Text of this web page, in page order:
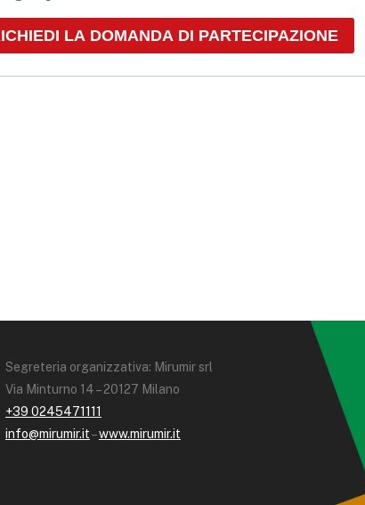
Segreteria organizzativa: Mirumir srl
Via Minturno 14 – 20127 Milano
+39 0245471111
info@mirumir.it–www.mirumir.it